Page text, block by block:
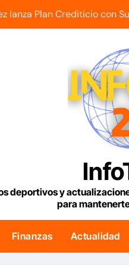
lanza Plan Crediticio con
sube un 1,15%, con la vista
de la presidencia
que plan habitacional por
y los futbolistas del
a 7 taxistas por facilitar la
julio y la capitalización
deportivos y
para
Finanzas Actualidad